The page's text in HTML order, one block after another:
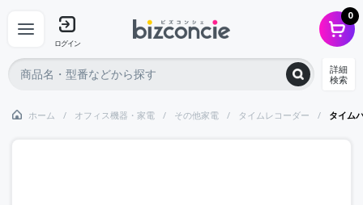
ログイン
0
詳細
検索
ホーム オフィス機器・家電 その他家電 タイムレコーダー タイム